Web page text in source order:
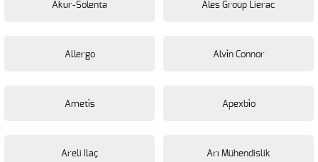
Akur-Solenta Ales Group Lierac
Allergo Alvi̇n Connor
Ameti̇s Apexbi̇o
Areli Ilaç Arı Mühendislik